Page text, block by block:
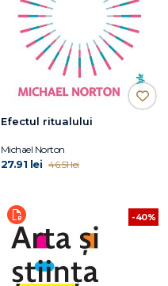
Efectul ritualului
Michael Norton
27.91 lei 46.51 lei
-40%